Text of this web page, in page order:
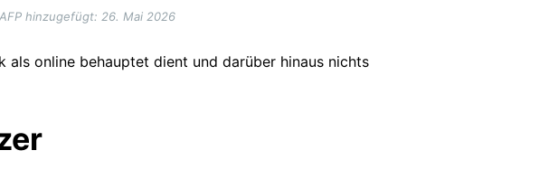
hinzugefügt: 26. Mai 2026
als online behauptet dient und darüber hinaus nichts